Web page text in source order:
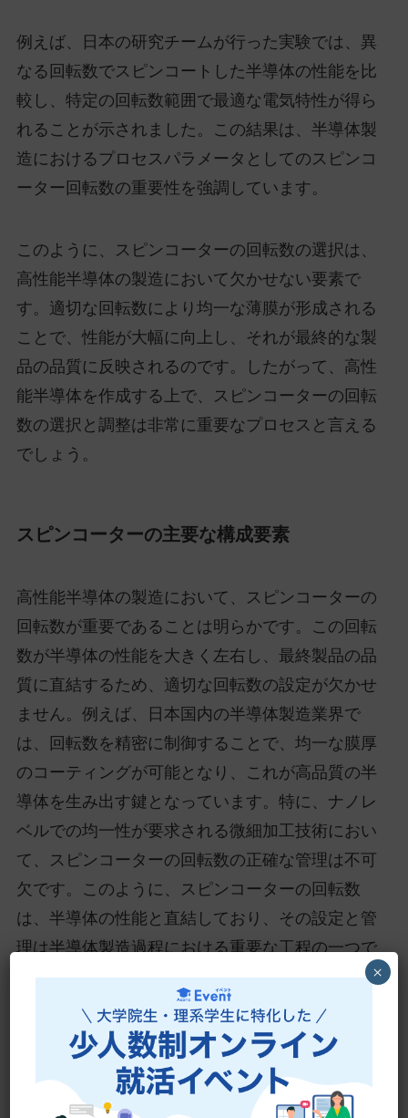
例えば、日本の研究チームが行った実験では、異
なる回転数でスピンコートした半導体の性能を比
較し、特定の回転数範囲で最適な電気特性が得ら
れることが示されました。この結果は、半導体製
造におけるプロセスパラメータとしてのスピンコ
ーター回転数の重要性を強調しています。
このように、スピンコーターの回転数の選択は、
高性能半導体の製造において欠かせない要素で
す。適切な回転数により均一な薄膜が形成される
ことで、性能が大幅に向上し、それが最終的な製
品の品質に反映されるのです。したがって、高性
能半導体を作成する上で、スピンコーターの回転
数の選択と調整は非常に重要なプロセスと言える
でしょう。
スピンコーターの主要な構成要素
高性能半導体の製造において、スピンコーターの
回転数が重要であることは明らかです。この回転
数が半導体の性能を大きく左右し、最終製品の品
質に直結するため、適切な回転数の設定が欠かせ
ません。例えば、日本国内の半導体製造業界で
は、回転数を精密に制御することで、均一な膜厚
のコーティングが可能となり、これが高品質の半
導体を生み出す鍵となっています。特に、ナノレ
ベルでの均一性が要求される微細加工技術におい
て、スピンコーターの回転数の正確な管理は不可
欠です。このように、スピンコーターの回転数
は、半導体の性能と直結しており、その設定と管
理は半導体製造過程における重要な工程の一つで
す。したがって、高性能な半導体を作成するため
には、スピンコーターの回転数を適切に制御する
ことが不可欠であると結論付けられます。
×